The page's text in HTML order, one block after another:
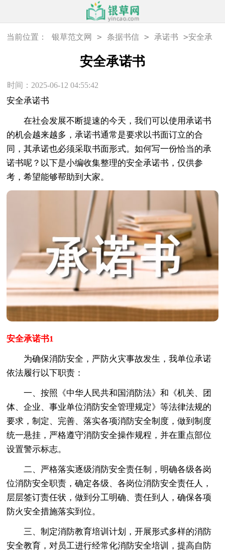
当前位置： 银草范文网 > 条据书信 > 承诺书 >安全承
安全承诺书
时间：2025-06-12 04:55:42
安全承诺书
在社会发展不断提速的今天，我们可以使用承诺书
的机会越来越多，承诺书通常是要求以书面订立的合
同，其承诺也必须采取书面形式。如何写一份恰当的承
诺书呢？以下是小编收集整理的安全承诺书，仅供参
考，希望能够帮助到大家。
安全承诺书1
为确保消防安全，严防火灾事故发生，我单位承诺
依法履行以下职责：
一、按照《中华人民共和国消防法》和《机关、团
体、企业、事业单位消防安全管理规定》等法律法规的
要求，制定、完善、落实各项消防安全制度，做到制度
统一悬挂，严格遵守消防安全操作规程，并在重点部位
设置警示标志。
二、严格落实逐级消防安全责任制，明确各级各岗
位消防安全职责，确定各级、各岗位消防安全责任人，
层层签订责任状，做到分工明确、责任到人，确保各项
防火安全措施落实到位。
三、制定消防教育培训计划，开展形式多样的消防
安全教育，对员工进行经常化消防安全培训，提高自防